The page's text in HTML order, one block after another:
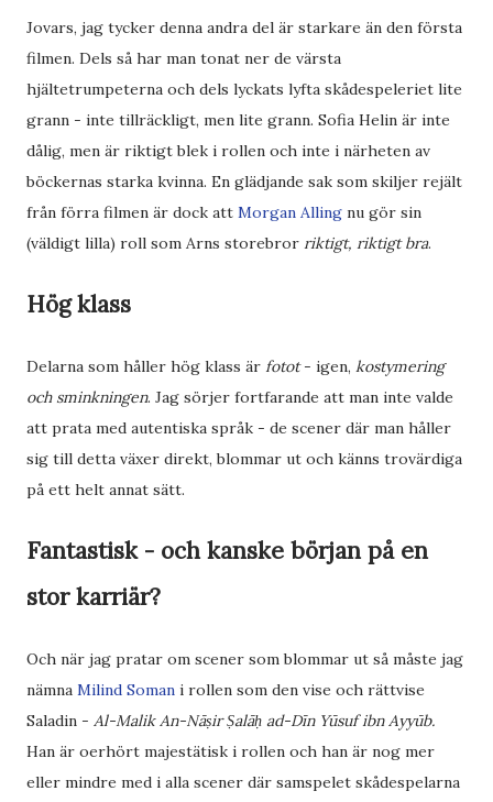
Jovars, jag tycker denna andra del är starkare än den första
filmen. Dels så har man tonat ner de värsta
hjältetrumpeterna och dels lyckats lyfta skådespeleriet lite
grann - inte tillräckligt, men lite grann. Sofia Helin är inte
dålig, men är riktigt blek i rollen och inte i närheten av
böckernas starka kvinna. En glädjande sak som skiljer rejält
från förra filmen är dock att Morgan Alling nu gör sin
(väldigt lilla) roll som Arns storebror riktigt, riktigt bra.
Hög klass
Delarna som håller hög klass är fotot- igen, kostymering
och sminkningen. Jag sörjer fortfarande att man inte valde
att prata med autentiska språk - de scener där man håller
sig till detta växer direkt, blommar ut och känns trovärdiga
på ett helt annat sätt.
Fantastisk - och kanske början på en
stor karriär?
Och när jag pratar om scener som blommar ut så måste jag
nämna Milind Soman i rollen som den vise och rättvise
Saladin - Al-Malik An-Nāṣir Ṣalāḥ ad-Dīn Yūsuf ibn Ayyūb.
Han är oerhört majestätisk i rollen och han är nog mer
eller mindre med i alla scener där samspelet skådespelarna